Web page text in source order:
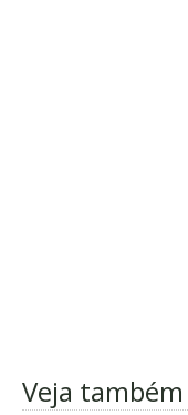
Veja também